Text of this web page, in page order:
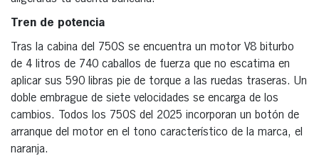
Tren de potencia
Tras la cabina del 750S se encuentra un motor V8 biturbo
de 4 litros de 740 caballos de fuerza que no escatima en
aplicar sus 590 libras pie de torque a las ruedas traseras. Un
doble embrague de siete velocidades se encarga de los
cambios. Todos los 750S del 2025 incorporan un botón de
arranque del motor en el tono característico de la marca, el
naranja.